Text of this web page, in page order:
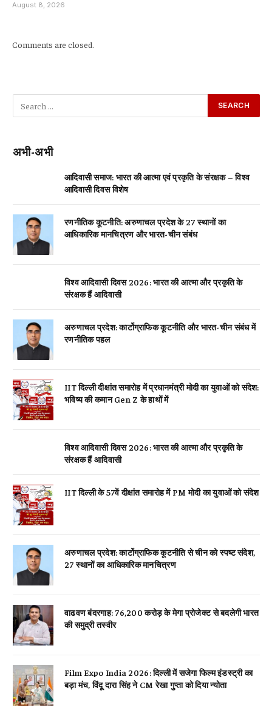
August 8, 2026
Comments are closed.
अभी-अभी
आदिवासी समाज: भारत की आत्मा एवं प्रकृति के संरक्षक – विश्व
आदिवासी दिवस विशेष
रणनीतिक कूटनीति: अरुणाचल प्रदेश के 27 स्थानों का
आधिकारिक मानचित्रण और भारत-चीन संबंध
विश्व आदिवासी दिवस 2026: भारत की आत्मा और प्रकृति के
संरक्षक हैं आदिवासी
अरुणाचल प्रदेश: कार्टोग्राफिक कूटनीति और भारत-चीन संबंध में
रणनीतिक पहल
IIT दिल्ली दीक्षांत समारोह में प्रधानमंत्री मोदी का युवाओं को संदेश:
भविष्य की कमान Gen Z के हाथों में
विश्व आदिवासी दिवस 2026: भारत की आत्मा और प्रकृति के
संरक्षक हैं आदिवासी
IIT दिल्ली के 57वें दीक्षांत समारोह में PM मोदी का युवाओं को संदेश
अरुणाचल प्रदेश: कार्टोग्राफिक कूटनीति से चीन को स्पष्ट संदेश,
27 स्थानों का आधिकारिक मानचित्रण
वाढवण बंदरगाह: 76,200 करोड़ के मेगा प्रोजेक्ट से बदलेगी भारत
की समुद्री तस्वीर
Film Expo India 2026: दिल्ली में सजेगा फिल्म इंडस्ट्री का
बड़ा मंच, विंदू दारा सिंह ने CM रेखा गुप्ता को दिया न्योता